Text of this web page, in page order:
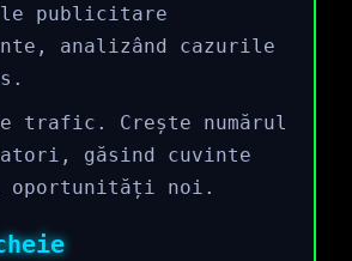
publicitare
analizând cazurile
trafic. Crește numărul
găsind cuvinte
oportunități noi.